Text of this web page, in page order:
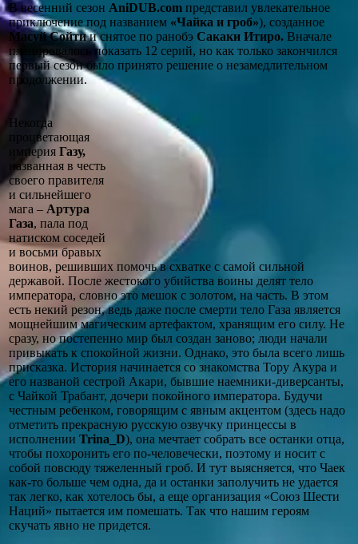
В весенний сезон AniDUB.com представил увлекательное
приключение под названием «Чайка и гроб»), созданное
Масуй Сойтии снятое по ранобэ Сакаки Итиро. Вначале
планировалось показать 12 серий, но как только закончился
первый сезон было принято решение о незамедлительном
продолжении.
Некогда
процветающая
империя Газу,
названная в честь
своего правителя
и сильнейшего
мага – Артура
Газа, пала под
натиском соседей
и восьми бравых
воинов, решивших помочь в схватке с самой сильной
державой. После жестокого убийства воины делят тело
императора, словно это мешок с золотом, на часть. В этом
есть некий резон, ведь даже после смерти тело Газа является
мощнейшим магическим артефактом, хранящим его силу. Не
сразу, но постепенно мир был создан заново; люди начали
привыкать к спокойной жизни. Однако, это была всего лишь
присказка. История начинается со знакомства Тору Акура и
его названой сестрой Акари, бывшие наемники-диверсанты,
с Чайкой Трабант, дочери покойного императора. Будучи
честным ребенком, говорящим с явным акцентом (здесь надо
отметить прекрасную русскую озвучку принцессы в
исполнении Trina_D), она мечтает собрать все останки отца,
чтобы похоронить его по-человечески, поэтому и носит с
собой повсюду тяжеленный гроб. И тут выясняется, что Чаек
как-то больше чем одна, да и останки заполучить не удается
так легко, как хотелось бы, а еще организация «Союз Шести
Наций» пытается им помешать. Так что нашим героям
скучать явно не придется.